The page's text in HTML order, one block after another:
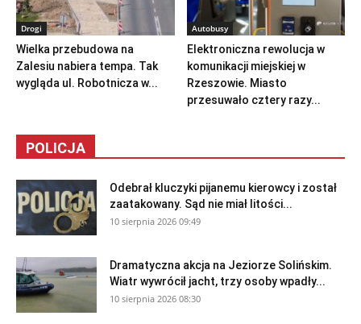
Drogi
Wielka przebudowa na
Zalesiu nabiera tempa. Tak
wygląda ul. Robotnicza w...
Autobusy
Elektroniczna rewolucja w
komunikacji miejskiej w
Rzeszowie. Miasto
przesuwało cztery razy...
POLICJA
Odebrał kluczyki pijanemu kierowcy i został
zaatakowany. Sąd nie miał litości...
10 sierpnia 2026 09:49
Dramatyczna akcja na Jeziorze Solińskim.
Wiatr wywrócił jacht, trzy osoby wpadły...
10 sierpnia 2026 08:30